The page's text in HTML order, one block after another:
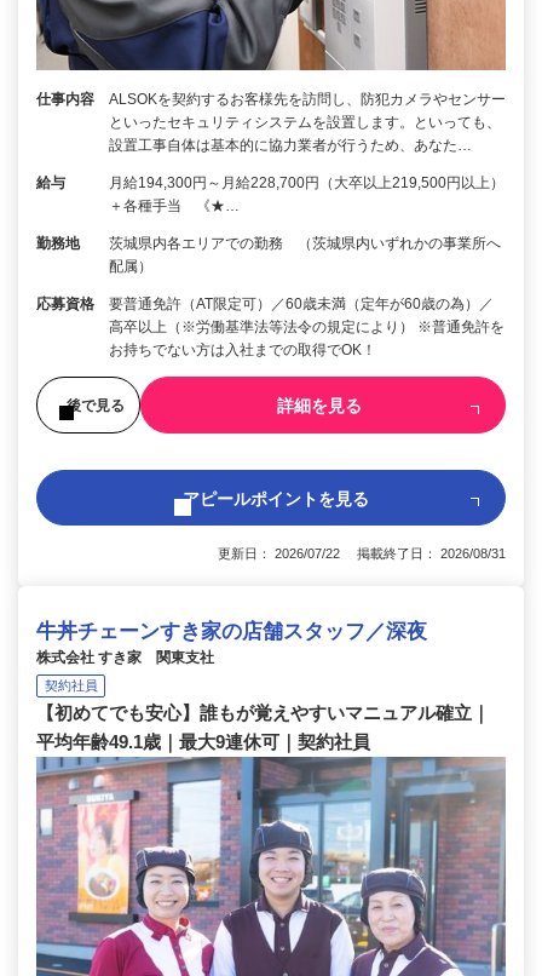
仕事内容
ALSOKを契約するお客様先を訪問し、防犯カメラやセンサー
といったセキュリティシステムを設置します。といっても、
設置工事自体は基本的に協力業者が行うため、あなた…
給与
月給194,300円～月給228,700円（大卒以上219,500円以上）
＋各種手当 《★…
勤務地
茨城県内各エリアでの勤務 （茨城県内いずれかの事業所へ
配属）
応募資格
要普通免許（AT限定可）／60歳未満（定年が60歳の為）／
高卒以上（※労働基準法等法令の規定により） ※普通免許を
お持ちでない方は入社までの取得でOK！
後で見る 詳細を見る
アピールポイントを見る
更新日： 2026/07/22 掲載終了日： 2026/08/31
牛丼チェーンすき家の店舗スタッフ／深夜
株式会社 すき家 関東支社
契約社員
【初めてでも安心】誰もが覚えやすいマニュアル確立｜
平均年齢49.1歳｜最大9連休可｜契約社員